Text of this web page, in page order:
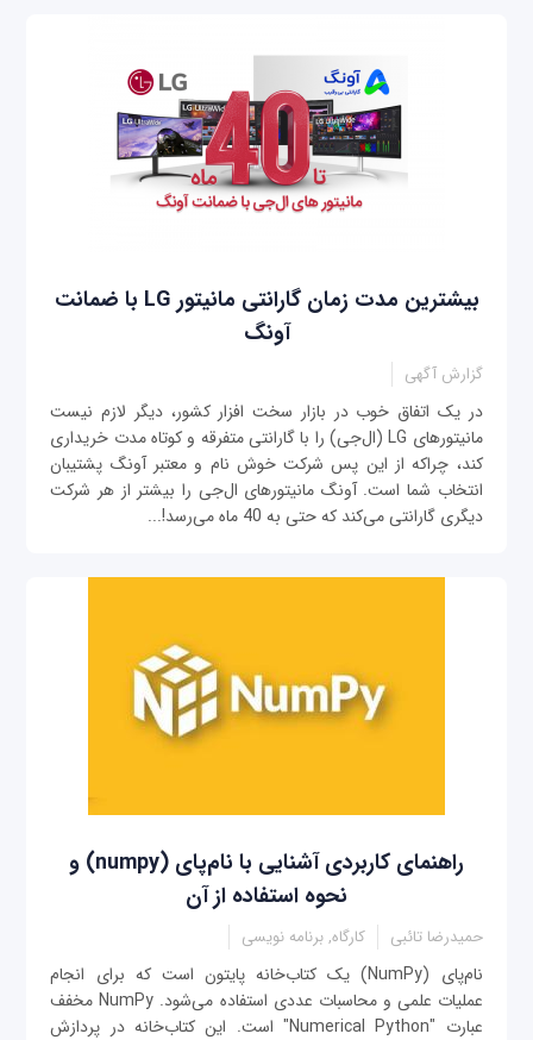
بیشترین مدت زمان گارانتی مانیتور LG با ضمانت
آونگ
گزارش آگهی
در یک اتفاق خوب در بازار سخت افزار کشور، دیگر لازم نیست
مانیتورهای LG (ال‌جی) را با گارانتی متفرقه و کوتاه مدت خریداری
کند، چراکه از این پس شرکت خوش نام و معتبر آونگ پشتیبان
انتخاب شما است. آونگ مانیتورهای ال‌جی را بیشتر از هر شرکت
دیگری گارانتی می‌کند که حتی به 40 ماه می‌رسد!...
راهنمای کاربردی آشنایی با نام‌پای (numpy) و
نحوه استفاده از آن
حمیدرضا تائبی کارگاه, برنامه نویسی
نام‌پای (NumPy) یک کتاب‌خانه پایتون است که برای انجام
عملیات علمی و محاسبات عددی استفاده می‌شود. NumPy مخفف
عبارت "Numerical Python" است. این کتاب‌خانه در پردازش